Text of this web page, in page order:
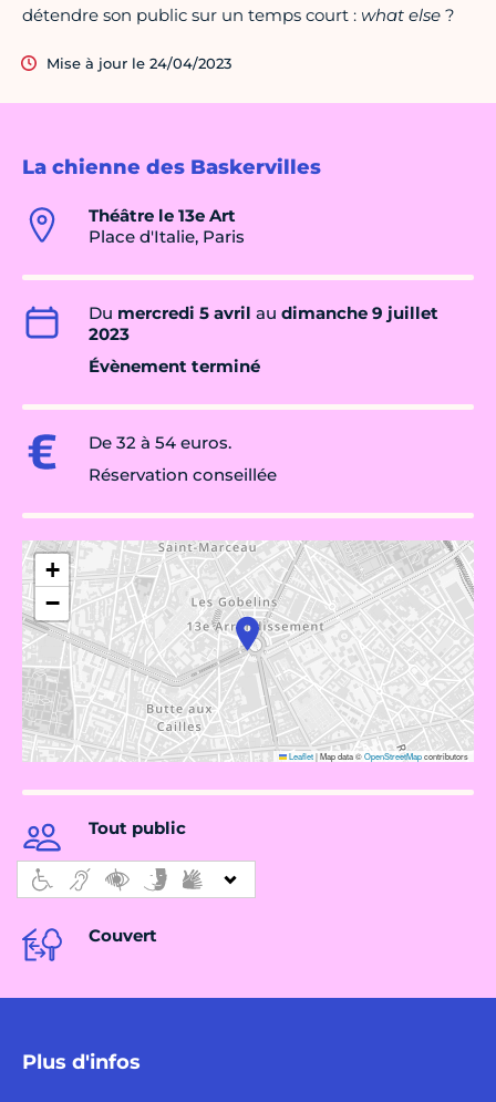
La chienne des Baskervilles
Théâtre le 13e Art
Place d'Italie, Paris
Du mercredi 5 avril au dimanche 9 juillet
2023
Évènement terminé
De 32 à 54 euros.
Réservation conseillée
+
−
Leaflet|Map data ©OpenStreetMapcontributors
Tout public
Couvert
Plus d'infos
détendre son public sur un temps court : what else ?
Mise à jour le 24/04/2023